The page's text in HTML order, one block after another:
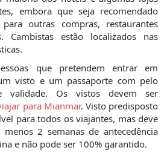
embora que seja recomendado
outras compras, restaurantes
Cambistas estão localizados nas
que pretendem entrar em
visto e um passaporte com pelo
validade. Os vistos devem ser
para Mianmar. Visto predisposto
para todos os viajantes, mas deve
2 semanas de antecedência
e não pode ser 100% garantido.